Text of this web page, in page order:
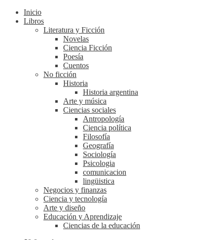
Inicio
Libros
Literatura y Ficción
Novelas
Ciencia Ficción
Poesía
Cuentos
No ficción
Historia
Historia argentina
Arte y música
Ciencias sociales
Antropología
Ciencia política
Filosofía
Geografía
Sociología
Psicologia
comunicacion
lingüistica
Negocios y finanzas
Ciencia y tecnología
Arte y diseño
Educación y Aprendizaje
Ciencias de la educación